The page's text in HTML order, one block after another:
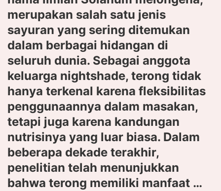
merupakan salah satu jenis
sayuran yang sering ditemukan
dalam berbagai hidangan di
seluruh dunia. Sebagai anggota
keluarga nightshade, terong tidak
hanya terkenal karena fleksibilitas
penggunaannya dalam masakan,
tetapi juga karena kandungan
nutrisinya yang luar biasa. Dalam
beberapa dekade terakhir,
penelitian telah menunjukkan
bahwa terong memiliki manfaat …